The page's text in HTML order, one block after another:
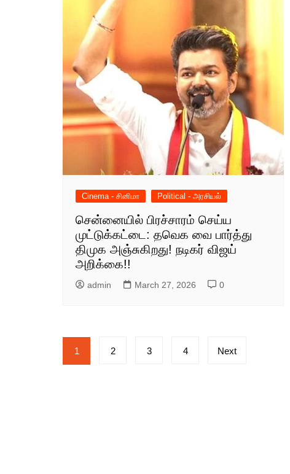
Cinema - சினிமா Political - அரசியல்
சென்னையில் பிரச்சாரம் செய்ய
முட்டுக்கட்டை: தவெக வை பார்த்து
திமுக அஞ்சுகிறது! நடிகர் விஜய்
அறிக்கை!!
admin March 27, 2026 0
Posts
pagination
1 2 3 4 Next